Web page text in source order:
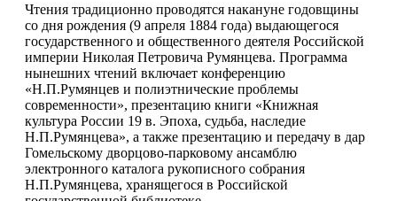
Чтения традиционно проводятся накануне годовщины
со дня рождения (9 апреля 1884 года) выдающегося
государственного и общественного деятеля Российской
империи Николая Петровича Румянцева. Программа
нынешних чтений включает конференцию
«Н.П.Румянцев и полиэтнические проблемы
современности», презентацию книги «Книжная
культура России 19 в. Эпоха, судьба, наследие
Н.П.Румянцева», а также презентацию и передачу в дар
Гомельскому дворцово-парковому ансамблю
электронного каталога рукописного собрания
Н.П.Румянцева, хранящегося в Российской